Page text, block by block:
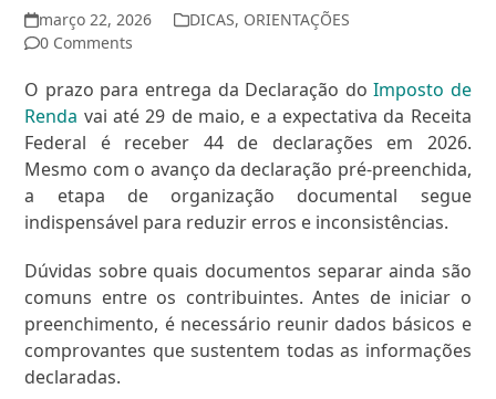
março 22, 2026 DICAS, ORIENTAÇÕES
0 Comments
O prazo para entrega da Declaração doImposto de
Renda vai até 29 de maio, e a expectativa da Receita
Federal é receber 44 de declarações em 2026.
Mesmo com o avanço da declaração pré-preenchida,
a etapa de organização documental segue
indispensável para reduzir erros e inconsistências.
Dúvidas sobre quais documentos separar ainda são
comuns entre os contribuintes. Antes de iniciar o
preenchimento, é necessário reunir dados básicos e
comprovantes que sustentem todas as informações
declaradas.